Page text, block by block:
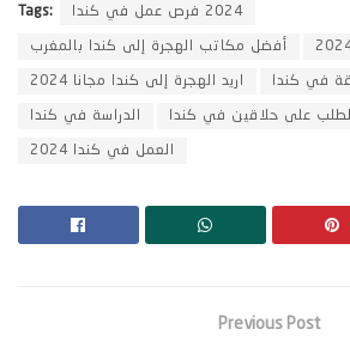
Tags: 2024 فرص عمل في كندا
أفضل مكاتب الهجرة إلى كندا بالمغرب
اريد الهجرة إلى كندا مجانا 2024 في كندا
الدراسة في كندا الطلب على حلاقين في كندا
العمل في كندا 2024
Previous Post